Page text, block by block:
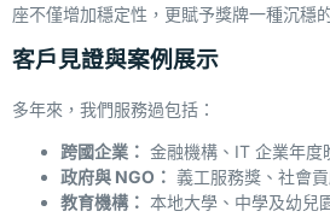
座不僅增加穩定性，更賦予獎牌一種沉穩
客戶見證與案例展示
多年來，我們服務過包括：
跨國企業： 金融機構、IT 企業年度
政府與 NGO ： 義工服務獎、社會
教育機構： 本地大學、中學及幼兒